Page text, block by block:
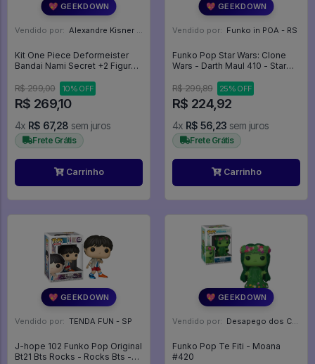
💖 GEEKDOWN
Vendido por: Alexandre Kisner - PR
Kit One Piece Deformeister
Bandai Nami Secret +2 Figures
R$ 299,00
10% OFF
R$ 269,10
4x R$ 67,28 sem juros
Frete Grátis
Carrinho
💖 GEEKDOWN
Vendido por: Funko in POA - RS
Funko Pop Star Wars: Clone
Wars - Darth Maul 410 - Star
R$ 299,89
25% OFF
R$ 224,92
4x R$ 56,23 sem juros
Frete Grátis
Carrinho
💖 GEEKDOWN
Vendido por: TENDA FUN - SP
J-hope 102 Funko Pop Original
Bt21 Bts Rocks - Rocks Bts -
💖 GEEKDOWN
Vendido por: Desapego dos Cardoso - PR
Funko Pop Te Fiti - Moana
#420